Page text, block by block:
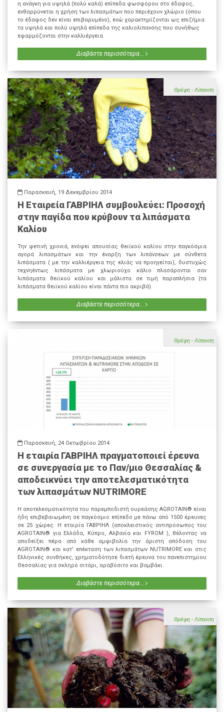
η ανάγκη για υψηλά (πολύ καλά) επίπεδα φωσφόρου στο έδαφος,
ενθαρρύνεται η χρήση των λιπασμάτων που περιέχουν χλώριο (όπου
το έδαφος δεν είναι επιβαρυμένο), ενώ χαρακτηρίζονται ως επιζήμια
τα υψηλά και πολύ υψηλά επίπεδα της καλιολίπανσης που συνήθως
εφαρμόζονται στην καλλιέργεια.
Διαβάστε περισσότερα...
Θρέψη - Λίπανση
Παρασκευή, 19 Δεκεμβρίου 2014
Η Εταιρεία ΓΑΒΡΙΗΛ συμβουλεύει: Προσοχή
στην παγίδα που κρύβουν τα λιπάσματα
Καλίου
Την φετινή χρονιά, ενόψει απουσίας θειϊκού καλίου στην παγκόσμια
αγορά λιπασμάτων και την έναρξη των λιπάνσεων με σύνθετα
λιπάσματα ( με την καλλιέργεια της ελιάς να προηγείται), δυστυχώς
τεχνηέντως λιπάσματα με χλωριούχο κάλιο πλασάρονται σαν
λιπάσματα θειϊκού καλίου και μάλιστα σε τιμή παραπλήσια (τα
λιπάσματα θειϊκού καλίου είναι πάντα πιο ακριβά).
Διαβάστε περισσότερα...
Θρέψη - Λίπανση
Παρασκευή, 24 Οκτωβρίου 2014
Η εταιρία ΓΑΒΡΙΗΛ πραγματοποιεί έρευνα
σε συνεργασία με το Παν/μιο Θεσσαλίας &
αποδεικνύει την αποτελεσματικότητα
των λιπασμάτων NUTRIMORE
Η αποτελεσματικότητα του παρεμποδιστή ουρεάσης AGROTAIN® είναι
ήδη επιβεβαιωμένη σε παγκόσμιο επίπεδο με πάνω από 1500 έρευνες
σε 25 χώρες. Η εταιρία ΓΑΒΡΙΗΛ (αποκλειστικός αντιπρόσωπος του
AGROTAIN® για Ελλάδα, Κύπρο, Αλβανία και FYROM ), θέλοντας να
αποδείξει πέρα από κάθε αμφιβολία την άριστη απόδοση του
AGROTAIN® και κατ' επέκταση των λιπασμάτων NUTRIMORE και στις
Ελληνικές συνθήκες, χρηματοδότησε διετή έρευνα του πανεπιστημίου
Θεσσαλίας για σκληρό σιτάρι, αραβόσιτο και βαμβάκι.
Διαβάστε περισσότερα...
Θρέψη - Λίπανση